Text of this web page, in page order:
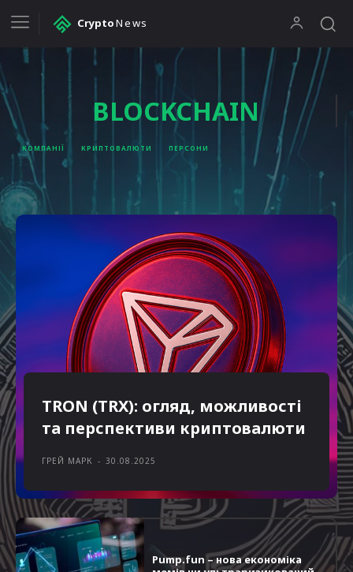
CryptoNews
BLOCKCHAIN
КОМПАНІЇ КРИПТОВАЛЮТИ ПЕРСОНИ
Pump.fun – нова економіка
TRON (TRX): огляд, можливості
та перспективи криптовалюти
ГРЕЙ МАРК - 30.08.2025